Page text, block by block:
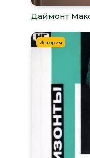
Даймонт
История